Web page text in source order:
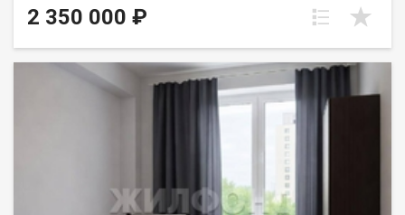
тёплая. Расположение дома – настоящая находка для
комфортной жизни: магазины "Магнит" и "Пятёрочка"
транспорта (конечная) всего в трёх минутах ходьбы,
обеспечивая лёгкий доступ в любую точку города. Любителям
активного отдыха порадует близость хоккейной коробки (5
минут пешком) и лыжной базы (10 минут пешком). Один
собственник взрослый, нет обременений. Вся мебель
остаётся новым владельцам, что позволит сразу же
наслаждаться комфортом и уютом. Имеется погреб. Хотите
купить квартиру в Пашино? Звоните !!! Код пользователя:
177198 Номер в базе: 9957956
2 350 000 ₽